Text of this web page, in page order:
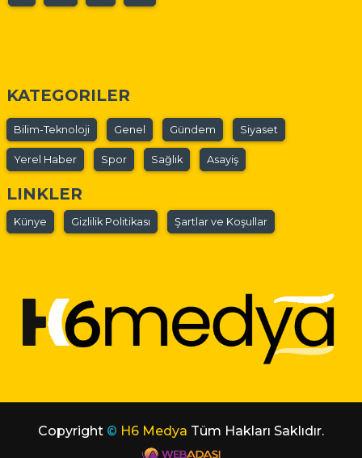
KATEGORILER
Bilim-Teknoloji Genel Gündem Siyaset
Yerel Haber Spor Sağlık Asayiş
LINKLER
Künye Gizlilik Politikası Şartlar ve Koşullar
Copyright © H6 Medya Tüm Hakları Saklıdır.